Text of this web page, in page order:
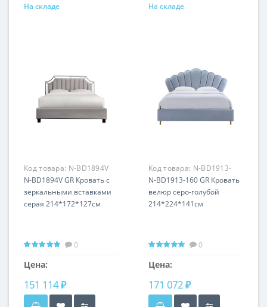
На складе На складе
Код товара: N-BD1894V
GR
N-BD1894V GR Кровать с
зеркальными вставками
серая 214*172*127см
0
Цена:
151 114 ₽
Код товара: N-BD1913-
160 GR
N-BD1913-160 GR Кровать
велюр серо-голубой
214*224*141см
0
Цена:
171 072 ₽